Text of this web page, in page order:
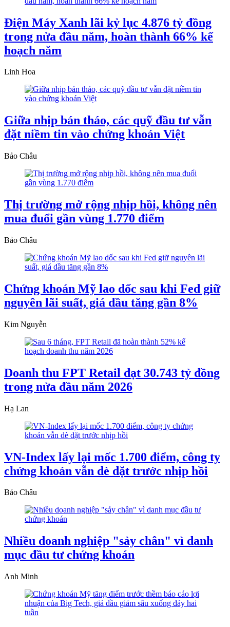
Điện Máy Xanh lãi kỷ lục 4.876 tỷ đồng
trong nửa đầu năm, hoàn thành 66% kế
hoạch năm
Linh Hoa
Giữa nhịp bán tháo, các quỹ đầu tư vẫn
đặt niềm tin vào chứng khoán Việt
Bảo Châu
Thị trường mở rộng nhịp hồi, không nên
mua đuổi gần vùng 1.770 điểm
Bảo Châu
Chứng khoán Mỹ lao dốc sau khi Fed giữ
nguyên lãi suất, giá dầu tăng gần 8%
Kim Nguyễn
Doanh thu FPT Retail đạt 30.743 tỷ đồng
trong nửa đầu năm 2026
Hạ Lan
VN-Index lấy lại mốc 1.700 điểm, công ty
chứng khoán vẫn dè dặt trước nhịp hồi
Bảo Châu
Nhiều doanh nghiệp "sảy chân" vì danh
mục đầu tư chứng khoán
Anh Minh